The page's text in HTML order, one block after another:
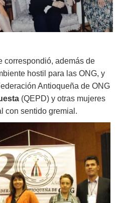
correspondió, además de
hostil para las ONG, y
Antioqueña de ONG
(QEPD) y otras mujeres
con sentido gremial.